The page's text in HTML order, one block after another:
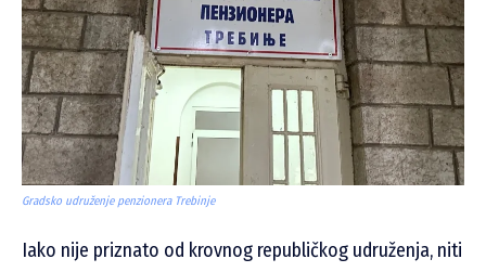
Gradsko udruženje penzionera Trebinje
Iako nije priznato od krovnog republičkog udruženja, niti